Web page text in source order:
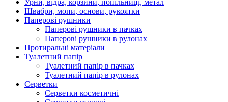
Урни, відра, корзини, попільниці, метал
Швабри, мопи, основи, рукоятки
Паперові рушники
Паперові рушники в пачках
Паперові рушники в рулонах
Протиральні матеріали
Туалетний папір
Туалетний папір в пачках
Туалетний папір в рулонах
Серветки
Серветки косметичні